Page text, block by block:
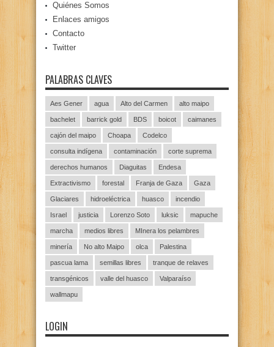
Quiénes Somos
Enlaces amigos
Contacto
Twitter
PALABRAS CLAVES
Aes Gener agua Alto del Carmen alto maipo
bachelet barrick gold BDS boicot caimanes
cajón del maipo Choapa Codelco
consulta indígena contaminación corte suprema
derechos humanos Diaguitas Endesa
Extractivismo forestal Franja de Gaza Gaza
Glaciares hidroeléctrica huasco incendio
Israel justicia Lorenzo Soto luksic mapuche
marcha medios libres MInera los pelambres
minería No alto Maipo olca Palestina
pascua lama semillas libres tranque de relaves
transgénicos valle del huasco Valparaíso
wallmapu
LOGIN